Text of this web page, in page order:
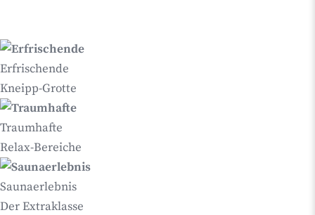
Erfrischende
Kneipp-Grotte
Traumhafte
Relax-Bereiche
Saunaerlebnis
Der Extraklasse